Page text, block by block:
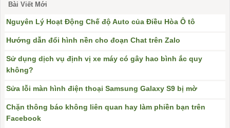
Bài Viết Mới
Nguyên Lý Hoạt Động Chế độ Auto của Điều Hòa Ô tô
Hướng dẫn đổi hình nền cho đoạn Chat trên Zalo
Sử dụng dịch vụ định vị xe máy có gây hao bình ắc quy
không?
Sửa lỗi màn hình điện thoại Samsung Galaxy S9 bị mờ
Chặn thông báo không liên quan hay làm phiền bạn trên
Facebook